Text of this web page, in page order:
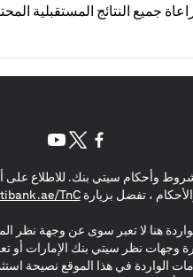
جميع النتائج المستقبلية
وأحكام سيتي بنك. للاطلاع
، تفضل بزيارةTnC
هنا لا تعبر سوى عن وجهة نظر
وجهات نظر سيتي بنك الإمارات أو
الواردة في هذا الموقع نصيحة